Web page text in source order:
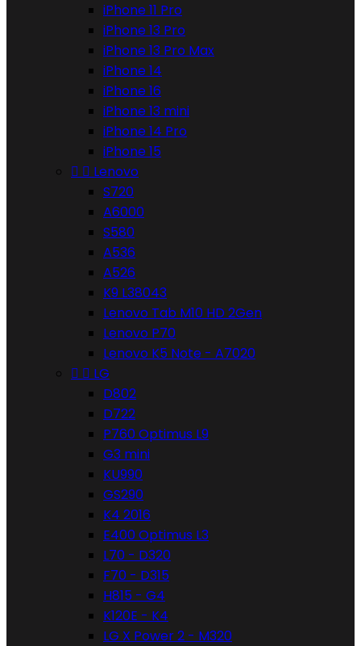
iPhone 11 Pro
iPhone 13 Pro
iPhone 13 Pro Max
iPhone 14
iPhone 16
iPhone 13 mini
iPhone 14 Pro
iPhone 15
  Lenovo
S720
A6000
S580
A536
A526
K9 L38043
Lenovo Tab M10 HD 2Gen
Lenovo P70
Lenovo K5 Note - A7020
  LG
D802
D722
P760 Optimus L9
G3 mini
KU990
GS290
K4 2016
E400 Optimus L3
L70 - D320
F70 - D315
H815 - G4
K120E - K4
LG X Power 2 - M320